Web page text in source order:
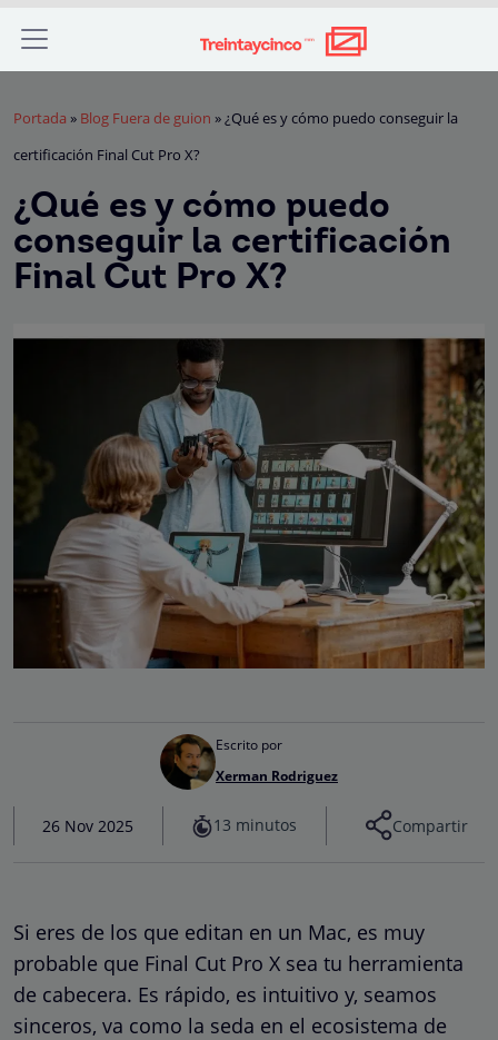
Portada » Blog Fuera de guion »¿Qué es y cómo puedo conseguir la
certificación Final Cut Pro X?
¿Qué es y cómo puedo
conseguir la certificación
Final Cut Pro X?
Escrito por
Xerman Rodriguez
26 Nov 2025 13 minutos Compartir
Si eres de los que editan en un Mac, es muy
probable que Final Cut Pro X sea tu herramienta
de cabecera. Es rápido, es intuitivo y, seamos
sinceros, va como la seda en el ecosistema de